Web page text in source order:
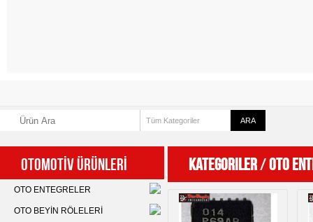
OTOMOTİV ÜRÜNLERİ
OTO ENTEGRELER
OTO BEYİN RÖLELERİ
Kategoriler/OTO